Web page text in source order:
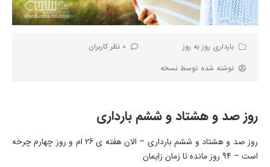
بارداری روز به روز
0 نظر کاربران
نوشته شده توسط نسخه
روز صد و هشتاد و ششم بارداری
روز صد و هشتاد و ششم بارداری – الان هفته ی 26 ام و روز چهارم چرخه
است – 94 روز مانده تا زمان زایمان